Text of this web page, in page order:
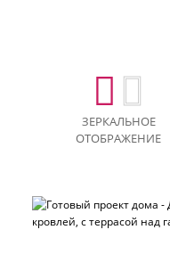
ЗЕРКАЛЬНОЕ
ОТОБРАЖЕНИЕ